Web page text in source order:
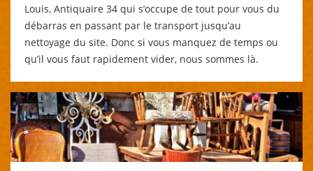
Louis, Antiquaire 34 qui s’occupe de tout pour vous du
débarras en passant par le transport jusqu’au
nettoyage du site. Donc si vous manquez de temps ou
qu’il vous faut rapidement vider, nous sommes là.